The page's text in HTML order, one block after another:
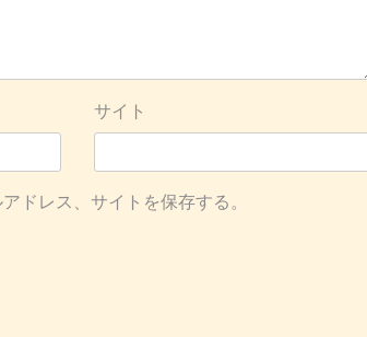
サイト
ドレス、サイトを保存する。